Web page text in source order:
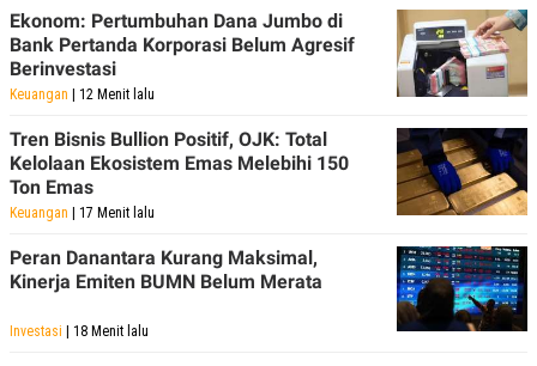
Ekonom: Pertumbuhan Dana Jumbo di
Bank Pertanda Korporasi Belum Agresif
Berinvestasi
Keuangan | 12 Menit lalu
Tren Bisnis Bullion Positif, OJK: Total
Kelolaan Ekosistem Emas Melebihi 150
Ton Emas
Keuangan | 17 Menit lalu
Peran Danantara Kurang Maksimal,
Kinerja Emiten BUMN Belum Merata
Investasi | 18 Menit lalu